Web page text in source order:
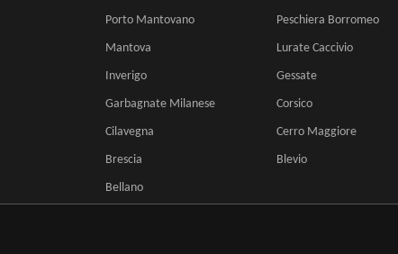
Porto Mantovano Peschiera Borromeo
Mantova Lurate Caccivio
Inverigo Gessate
Garbagnate Milanese Corsico
Cilavegna Cerro Maggiore
Brescia Blevio
Bellano